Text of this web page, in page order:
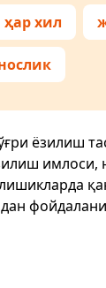
ҳар хил
ёзилиш